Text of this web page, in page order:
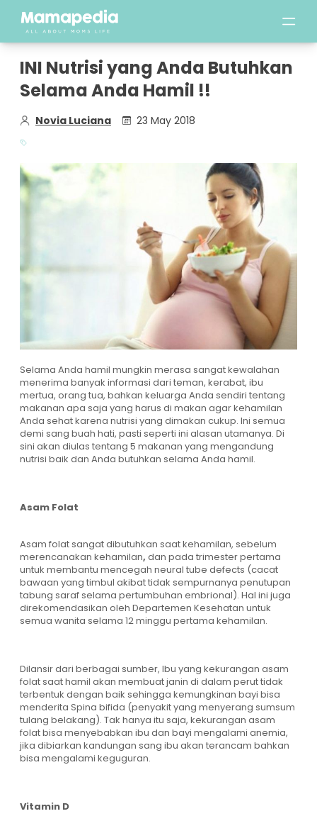
INI Nutrisi yang Anda Butuhkan
Selama Anda Hamil !!
Novia Luciana 23 May 2018
Selama Anda hamil mungkin merasa sangat kewalahan
menerima banyak informasi dari teman, kerabat, ibu
mertua, orang tua, bahkan keluarga Anda sendiri tentang
makanan apa saja yang harus di makan agar kehamilan
Anda sehat karena nutrisi yang dimakan cukup. Ini semua
demi sang buah hati, pasti seperti ini alasan utamanya. Di
sini akan diulas tentang 5 makanan yang mengandung
nutrisi baik dan Anda butuhkan selama Anda hamil.
Asam Folat
Asam folat sangat dibutuhkan saat kehamilan, sebelum
merencanakan kehamilan, dan pada trimester pertama
untuk membantu mencegah neural tube defects (cacat
bawaan yang timbul akibat tidak sempurnanya penutupan
tabung saraf selama pertumbuhan embrional). Hal ini juga
direkomendasikan oleh Departemen Kesehatan untuk
semua wanita selama 12 minggu pertama kehamilan.
Dilansir dari berbagai sumber, Ibu yang kekurangan asam
folat saat hamil akan membuat janin di dalam perut tidak
terbentuk dengan baik sehingga kemungkinan bayi bisa
menderita Spina bifida (penyakit yang menyerang sumsum
tulang belakang). Tak hanya itu saja, kekurangan asam
folat bisa menyebabkan ibu dan bayi mengalami anemia,
jika dibiarkan kandungan sang ibu akan terancam bahkan
bisa mengalami keguguran.
Vitamin D